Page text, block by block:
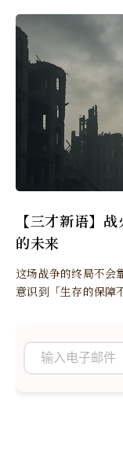
【三才新语】
的未来
这场战争的终局不会
意识到「生存的保障